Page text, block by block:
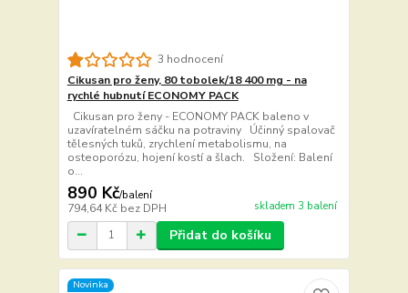
3 hodnocení
Cikusan pro ženy, 80 tobolek/18 400 mg - na
rychlé hubnutí ECONOMY PACK
Cikusan pro ženy - ECONOMY PACK baleno v
uzavíratelném sáčku na potraviny Účinný spalovač
tělesných tuků, zrychlení metabolismu, na
osteoporózu, hojení kostí a šlach. Složení: Balení
o...
890 Kč/balení
794,64 Kč bez DPH skladem 3 balení
Přidat do košíku
Novinka